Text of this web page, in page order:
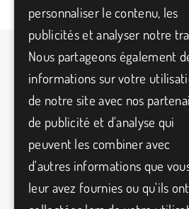
ACCUEIL À PROPOS
PARTENAIRES
MEDIAS
CONTACT
info@bio3fitness.ca
(514) 494-1024
personnaliser le contenu, les
publicités et analyser notre
Nous partageons également
informations sur votre
de notre site avec nos
de publicité et d'analyse qui
peuvent les combiner avec
d'autres informations que
leur avez fournies ou qu'ils ont